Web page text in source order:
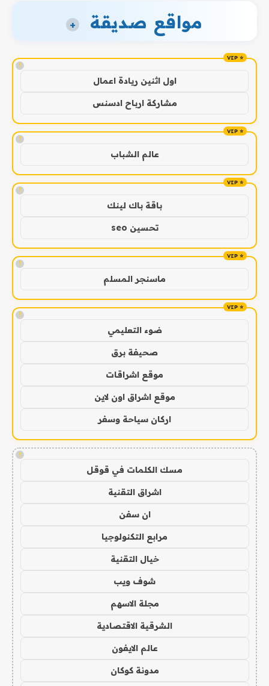
مواقع صديقة +
!
اول اثنين ريادة اعمال
مشاركة ارباح ادسنس
!
عالم الشباب
!
باقة باك لينك
تحسين seo
!
ماسنجر المسلم
!
ضوء التعليمي
صحيفة برق
موقع اشراقات
موقع اشراق اون لاين
اركان سياحة وسفر
!
مسك الكلمات في قوقل
اشراق التقنية
ان سفن
مرابع التكنولوجيا
خيال التقنية
شوف ويب
مجلة الاسهم
الشرقية الاقتصادية
عالم الايفون
مدونة كوكان